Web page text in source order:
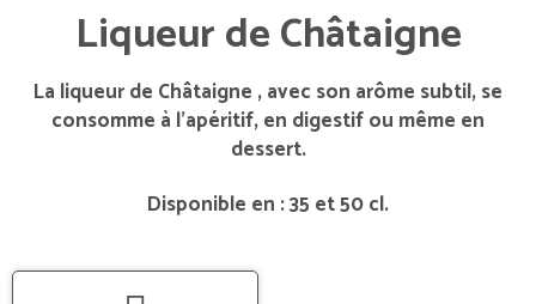
Liqueur de Châtaigne
La liqueur de Châtaigne , avec son arôme subtil, se
consomme à l’apéritif, en digestif ou même en
dessert.
Disponible en : 35 et 50 cl.